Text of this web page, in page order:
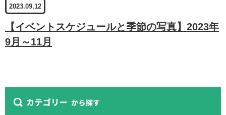
2023.09.12
【イベントスケジュールと季節の写真】2023年
9月～11月